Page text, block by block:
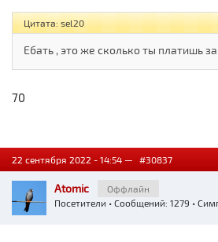
Цитата: sel20
Ебать , это же сколько ты платишь
70
22 сентября 2022 - 14:54 — #30837
Atomic
Оффлайн
Посетители • Сообщений: 1279 •